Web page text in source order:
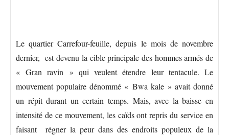
Le quartier Carrefour-feuille, depuis le mois de novembre
dernier, est devenu la cible principale des hommes armés de
« Gran ravin » qui veulent étendre leur tentacule. Le
mouvement populaire dénommé « Bwa kale » avait donné
un répit durant un certain temps. Mais, avec la baisse en
intensité de ce mouvement, les caïds ont repris du service en
faisant régner la peur dans des endroits populeux de la